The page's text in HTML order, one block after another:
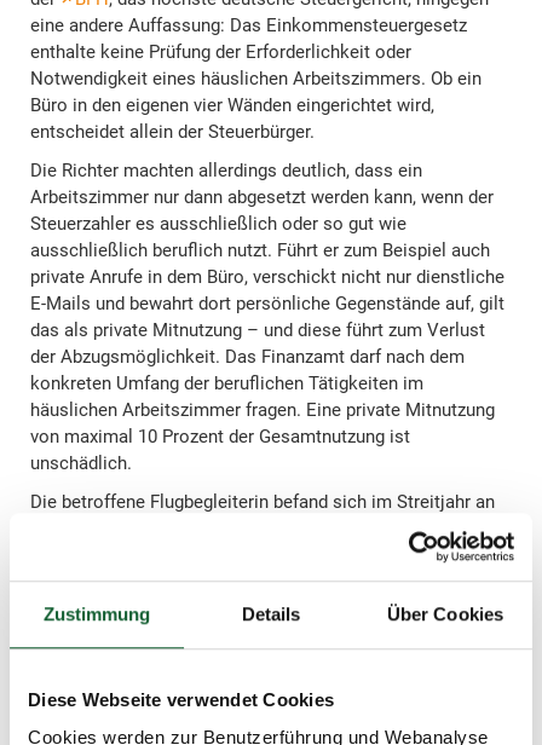
Zustimmung Details Über Cookies
Diese Webseite verwendet Cookies
Cookies werden zur Benutzerführung und Webanalyse
eine andere Auffassung: Das Einkommensteuergesetz
enthalte keine Prüfung der Erforderlichkeit oder
Notwendigkeit eines häuslichen Arbeitszimmers. Ob ein
Büro in den eigenen vier Wänden eingerichtet wird,
entscheidet allein der Steuerbürger.
Die Richter machten allerdings deutlich, dass ein
Arbeitszimmer nur dann abgesetzt werden kann, wenn der
Steuerzahler es ausschließlich oder so gut wie
ausschließlich beruflich nutzt. Führt er zum Beispiel auch
private Anrufe in dem Büro, verschickt nicht nur dienstliche
E-Mails und bewahrt dort persönliche Gegenstände auf, gilt
das als private Mitnutzung – und diese führt zum Verlust
der Abzugsmöglichkeit. Das Finanzamt darf nach dem
konkreten Umfang der beruflichen Tätigkeiten im
häuslichen Arbeitszimmer fragen. Eine private Mitnutzung
von maximal 10 Prozent der Gesamtnutzung ist
unschädlich.
Die betroffene Flugbegleiterin befand sich im Streitjahr an
107 Tagen auf Flügen im Ausland; eine berufliche Nutzung
des Arbeitszimmers an diesen Tagen war nicht möglich. In
welchem Ausmaß die Flugbegleiterin das Büro privat
genutzt hat, muss nun das Finanzgericht Düsseldorf prüfen.
Tipp